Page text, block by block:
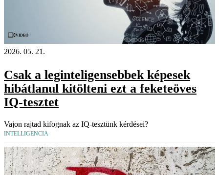
Videó
2026. 05. 21.
Csak a leginteligensebbek képesek
hibátlanul kitölteni ezt a feketeöves
IQ-tesztet
Vajon rajtad kifognak az IQ-tesztünk kérdései?
INTELLIGENCIA